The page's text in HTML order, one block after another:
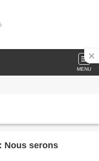
MENU
Nous serons